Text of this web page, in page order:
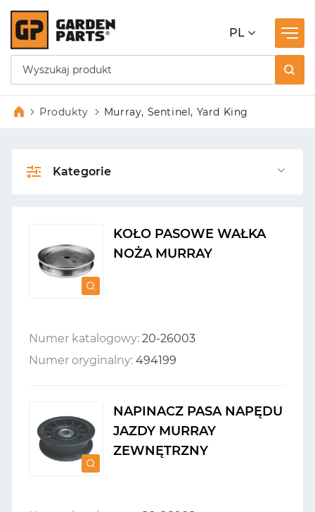
PL
Produkty Murray, Sentinel, Yard King
Kategorie
KOŁO PASOWE WAŁKA
NOŻA MURRAY
Numer katalogowy: 20-26003
Numer oryginalny: 494199
NAPINACZ PASA NAPĘDU
JAZDY MURRAY
ZEWNĘTRZNY